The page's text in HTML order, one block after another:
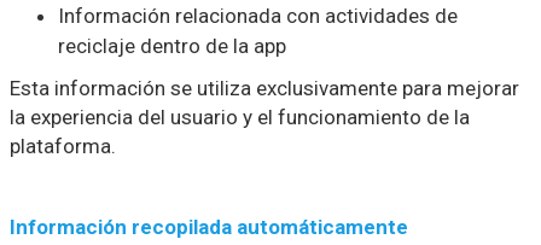
Información relacionada con actividades de
reciclaje dentro de la app
Esta información se utiliza exclusivamente para mejorar
la experiencia del usuario y el funcionamiento de la
plataforma.
Información recopilada automáticamente